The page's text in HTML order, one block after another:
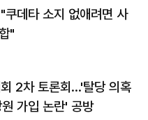
데타 소지 없애려면 사
"
2차 토론회…'탈당 의혹
원 가입 논란' 공방